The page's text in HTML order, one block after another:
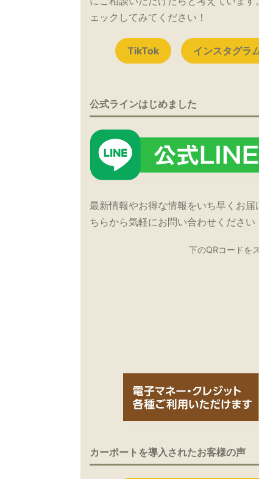
ェックしてみてください！
TikTok インスタグラ
公式ラインはじめました
最新情報やお得な情報をいち早くお
ちらから気軽にお問い合わせください
下のQRコードを
カーポートを導入されたお客様の声